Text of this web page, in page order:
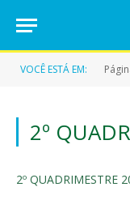
VOCÊ ESTÁ EM:
2º
2º QUADRIMESTRE